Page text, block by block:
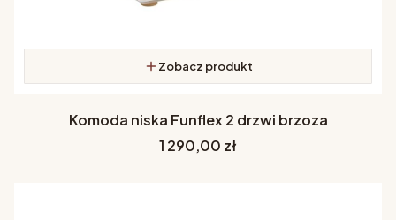
Zobacz produkt
Komoda niska Funflex 2 drzwi brzoza
Cena
1 290,00 zł